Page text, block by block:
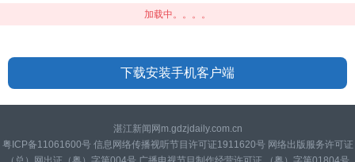
加载中。。。。
下载安装手机客户端
湛江新闻网m.gdzjdaily.com.cn
粤ICP备11061600号 信息网络传播视听节目许可证1911620号 网络出版服务许可证